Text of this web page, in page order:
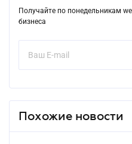
Получайте по понедельникам
бизнеса
Похожие новости